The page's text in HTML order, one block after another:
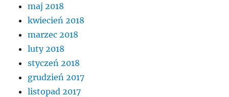
maj 2018
kwiecień 2018
marzec 2018
luty 2018
styczeń 2018
grudzień 2017
listopad 2017